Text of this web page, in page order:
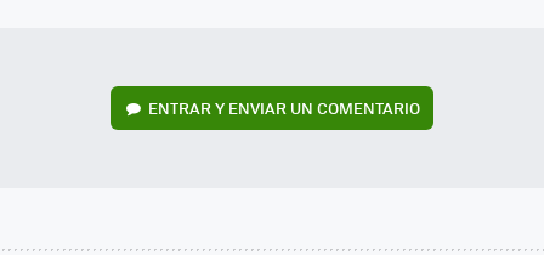
ENTRAR Y ENVIAR UN COMENTARIO